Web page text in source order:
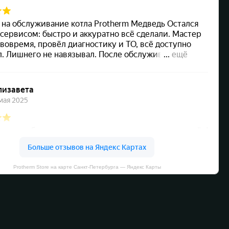
Protherm Store на карте Санкт‑Петербурга — Яндекс Карты